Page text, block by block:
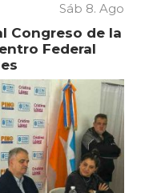
Sáb 8. Ago
Congreso de la
Federal